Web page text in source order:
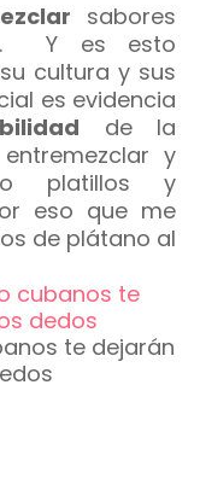
sabores
Y es esto
cultura y sus
es evidencia
de la
y
platillos y
eso que me
de plátano al
te dejarán